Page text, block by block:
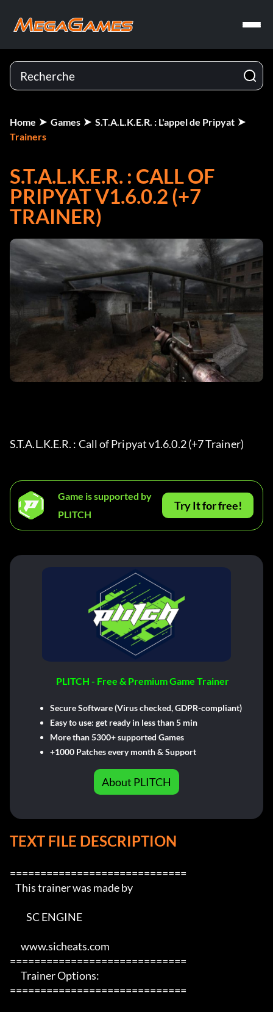
Home Games
S.T.A.L.K.E.R. : L'appel de Pripyat
Trainers
S.T.A.L.K.E.R. : CALL OF
PRIPYAT V1.6.0.2 (+7
TRAINER)
S.T.A.L.K.E.R. : Call of Pripyat v1.6.0.2 (+7 Trainer)
Game is supported by
PLITCH
Try It for free!
PLITCH - Free & Premium Game Trainer
Secure Software (Virus checked, GDPR-compliant)
Easy to use: get ready in less than 5 min
More than 5300+ supported Games
+1000 Patches every month & Support
About PLITCH
TEXT FILE DESCRIPTION
=============================
=============================
=============================